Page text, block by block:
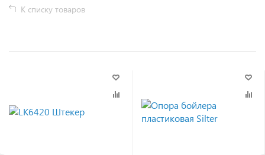
К списку товаров